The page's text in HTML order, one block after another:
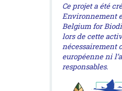
Ce projet a été
Environnement
Belgium for
lors de cette
nécessairement
européenne ni
responsables.